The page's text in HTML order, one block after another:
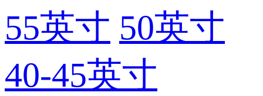
55英寸 50英寸
40-45英寸